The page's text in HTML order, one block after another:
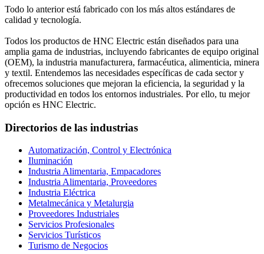
Todo lo anterior está fabricado con los más altos estándares de
calidad y tecnología.
Todos los productos de HNC Electric están diseñados para una
amplia gama de industrias, incluyendo fabricantes de equipo original
(OEM), la industria manufacturera, farmacéutica, alimenticia, minera
y textil. Entendemos las necesidades específicas de cada sector y
ofrecemos soluciones que mejoran la eficiencia, la seguridad y la
productividad en todos los entornos industriales. Por ello, tu mejor
opción es HNC Electric.
Directorios de las industrias
Automatización, Control y Electrónica
Iluminación
Industria Alimentaria, Empacadores
Industria Alimentaria, Proveedores
Industria Eléctrica
Metalmecánica y Metalurgia
Proveedores Industriales
Servicios Profesionales
Servicios Turísticos
Turismo de Negocios